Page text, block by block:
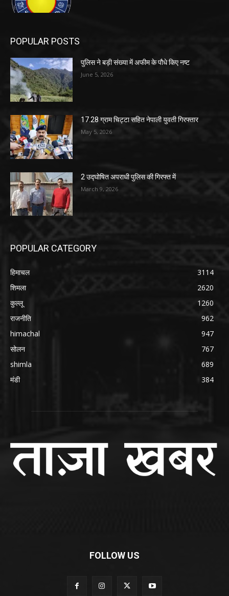
POPULAR POSTS
पुलिस ने बड़ी संख्या में अफीम के पौधे किए नष्ट
June 5, 2026
17.28 ग्राम चिट्टा सहित नेपाली युवती गिरफ्तार
May 5, 2026
2 उद्घोषित अपराधी पुलिस की गिरफ्त में
March 9, 2026
POPULAR CATEGORY
हिमाचल
3114
शिमला
2620
कुल्लू
1260
राजनीति
962
himachal
947
सोलन
767
shimla
689
मंडी
384
FOLLOW US